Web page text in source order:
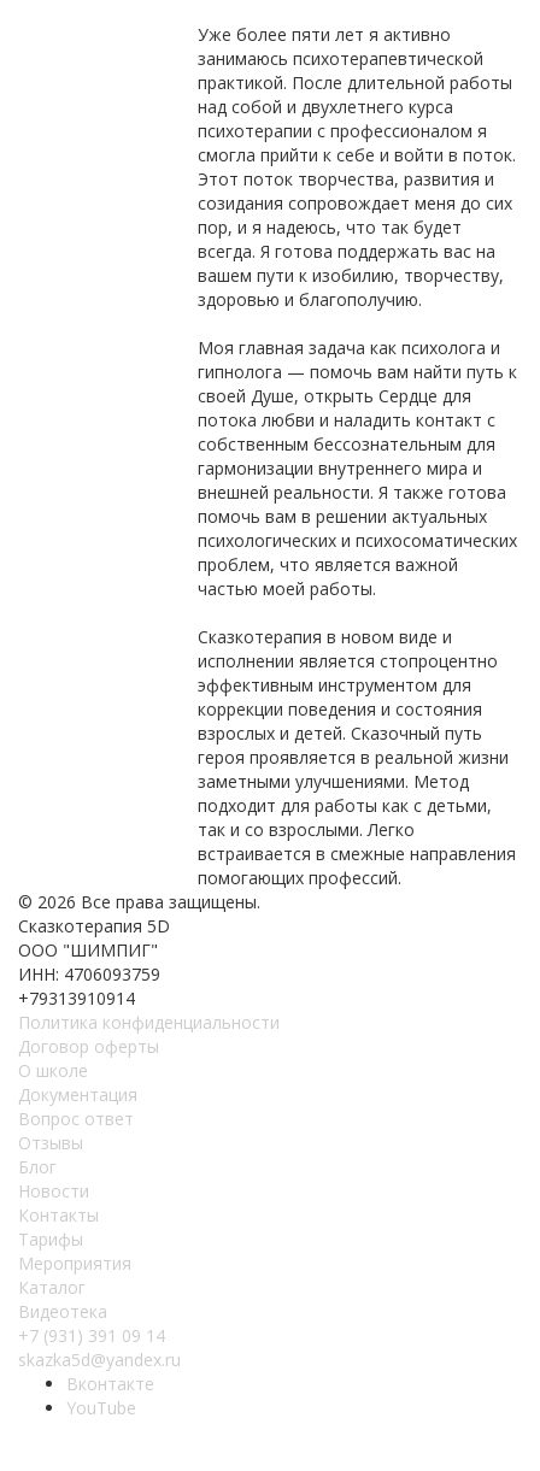
Уже более пяти лет я активно
занимаюсь психотерапевтической
практикой. После длительной работы
над собой и двухлетнего курса
психотерапии с профессионалом я
смогла прийти к себе и войти в поток.
Этот поток творчества, развития и
созидания сопровождает меня до сих
пор, и я надеюсь, что так будет
всегда. Я готова поддержать вас на
вашем пути к изобилию, творчеству,
здоровью и благополучию.
Моя главная задача как психолога и
гипнолога — помочь вам найти путь к
своей Душе, открыть Сердце для
потока любви и наладить контакт с
собственным бессознательным для
гармонизации внутреннего мира и
внешней реальности. Я также готова
помочь вам в решении актуальных
психологических и психосоматических
проблем, что является важной
частью моей работы.
Сказкотерапия в новом виде и
исполнении является стопроцентно
эффективным инструментом для
коррекции поведения и состояния
взрослых и детей. Сказочный путь
героя проявляется в реальной жизни
заметными улучшениями. Метод
подходит для работы как с детьми,
так и со взрослыми. Легко
встраивается в смежные направления
помогающих профессий.
© 2026 Все права защищены.
Сказкотерапия 5D
ООО "ШИМПИГ"
ИНН: 4706093759
+79313910914
Политика конфиденциальности
Договор оферты
О школе
Документация
Вопрос ответ
Отзывы
Блог
Новости
Контакты
Тарифы
Мероприятия
Каталог
Видеотека
+7 (931) 391 09 14
skazka5d@yandex.ru
Вконтакте
YouTube